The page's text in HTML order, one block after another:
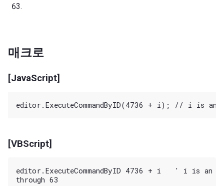
매크로
[JavaScript]
[VBScript]
editor.ExecuteCommandByID 4736 + i   ' i is an